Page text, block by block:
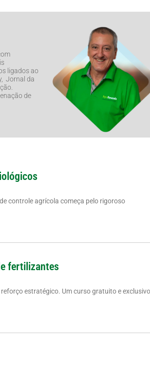
ligados ao
Jornal da
de
controle agrícola começa pelo rigoroso
fertilizantes
estratégico. Um curso gratuito e